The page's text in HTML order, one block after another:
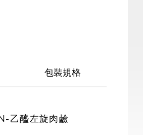
包裝規格
乙醯左旋肉鹼